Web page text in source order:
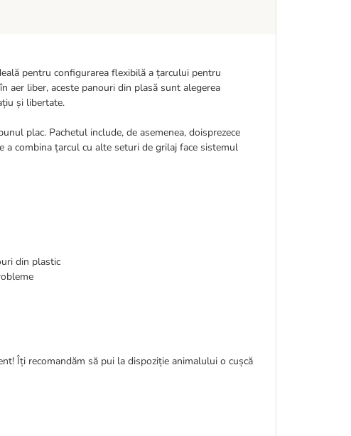
pentru configurarea flexibilă a țarcului pentru
aer liber, aceste panouri din plasă sunt alegerea
și libertate.
plac. Pachetul include, de asemenea, doisprezece
a combina țarcul cu alte seturi de grilaj face sistemul
din plastic
Îți recomandăm să pui la dispoziție animalului o cușcă